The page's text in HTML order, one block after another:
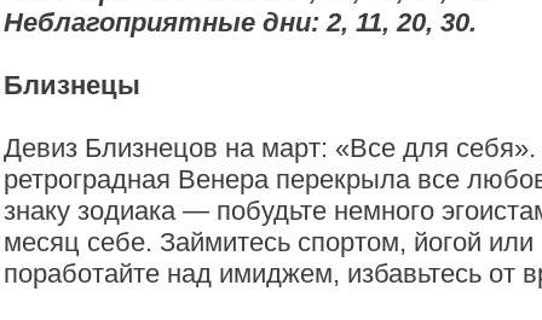
Неблагоприятные дни: 2, 11, 20, 30.
Близнецы
Девиз Близнецов на март: «Все для себя».
ретроградная Венера перекрыла все
знаку зодиака — побудьте немного
месяц себе. Займитесь спортом, йогой
поработайте над имиджем, избавьтесь от